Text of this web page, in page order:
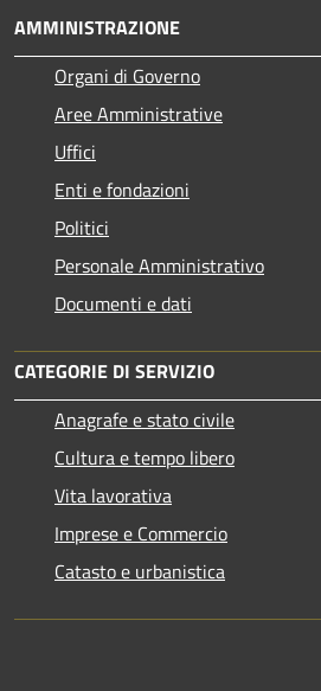
AMMINISTRAZIONE
Organi di Governo
Aree Amministrative
Uffici
Enti e fondazioni
Politici
Personale Amministrativo
Documenti e dati
CATEGORIE DI SERVIZIO
Anagrafe e stato civile
Cultura e tempo libero
Vita lavorativa
Imprese e Commercio
Catasto e urbanistica